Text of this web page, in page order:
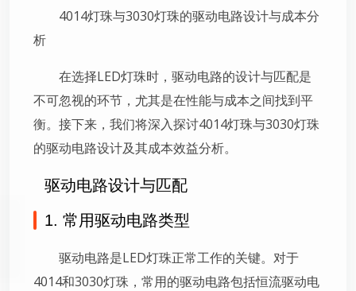
4014灯珠与3030灯珠的驱动电路设计与成本分
析
在选择LED灯珠时，驱动电路的设计与匹配是
不可忽视的环节，尤其是在性能与成本之间找到平
衡。接下来，我们将深入探讨4014灯珠与3030灯珠
的驱动电路设计及其成本效益分析。
驱动电路设计与匹配
1. 常用驱动电路类型
驱动电路是LED灯珠正常工作的关键。对于
4014和3030灯珠，常用的驱动电路包括恒流驱动电